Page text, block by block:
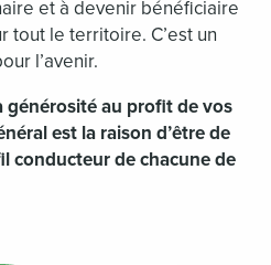
et à devenir bénéficiaire
tout le territoire. C’est un
l’avenir.
générosité au profit de vos
est la raison d’être de
conducteur de chacune de